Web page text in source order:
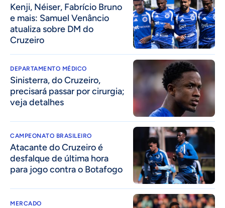
Kenji, Néiser, Fabrício Bruno
e mais: Samuel Venâncio
atualiza sobre DM do
Cruzeiro
DEPARTAMENTO MÉDICO
Sinisterra, do Cruzeiro,
precisará passar por cirurgia;
veja detalhes
CAMPEONATO BRASILEIRO
Atacante do Cruzeiro é
desfalque de última hora
para jogo contra o Botafogo
MERCADO